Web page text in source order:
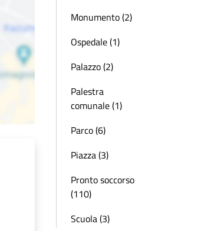
Monumento (2)
Ospedale (1)
Palazzo (2)
Palestra
comunale (1)
Parco (6)
Piazza (3)
Pronto soccorso
(110)
Scuola (3)